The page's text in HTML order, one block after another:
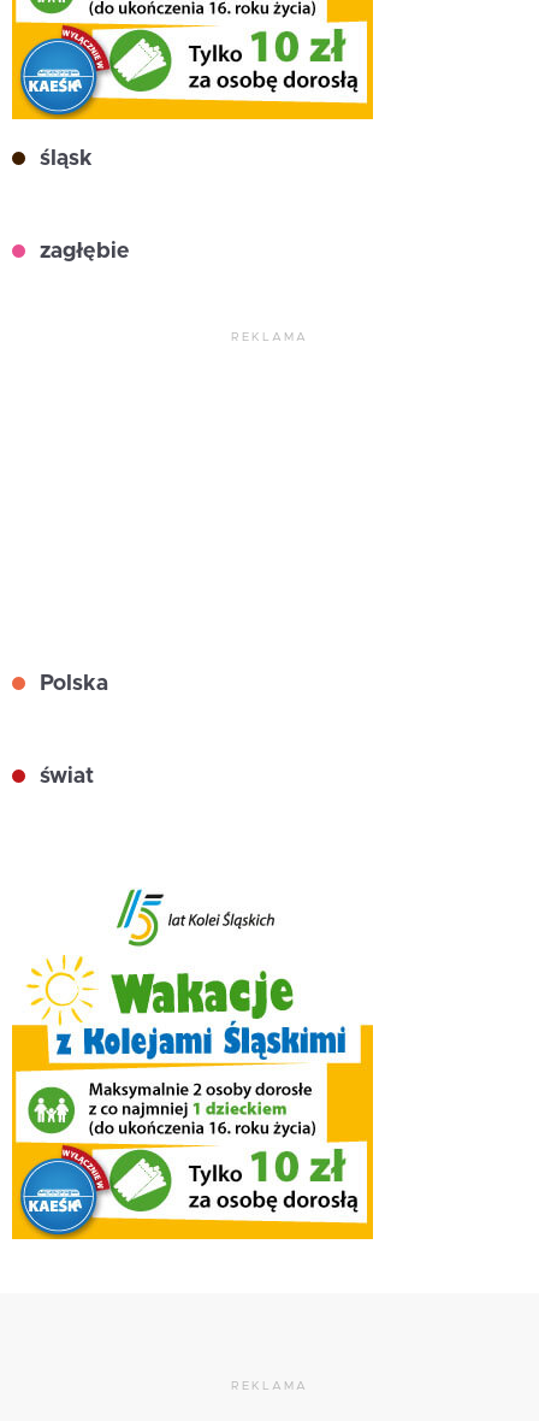
śląsk
zagłębie
REKLAMA
Polska
świat
REKLAMA